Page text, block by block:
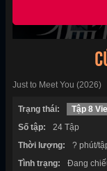
Just to Meet You (2026)
Trạng thái:
Tập 8
Số tập:
24 Tập
Thời lượng:
? phút/
Tình trạng:
Đang